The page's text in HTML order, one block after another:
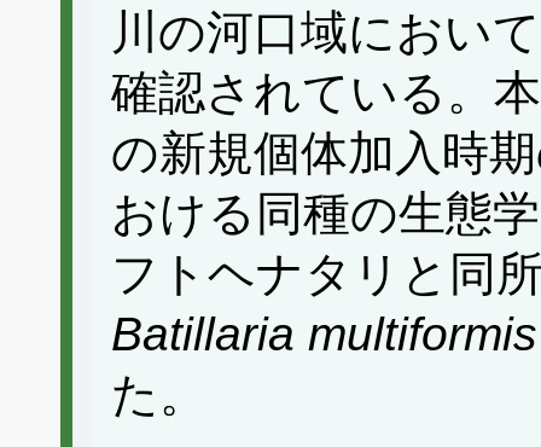
川の河口域におい
確認されている。
の新規個体加入時
おける同種の生態
フトヘナタリと同
Batillaria multiformis
た。